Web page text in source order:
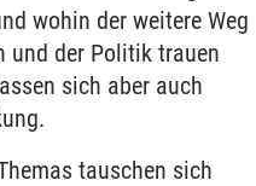
wohin der weitere Weg
und der Politik trauen
sich aber auch
tauschen sich